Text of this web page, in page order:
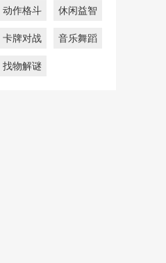
动作格斗 休闲益智
卡牌对战 音乐舞蹈
找物解谜